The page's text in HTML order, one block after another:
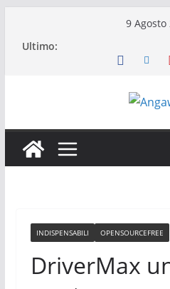
9 Agosto
Ultimo:
INDISPENSABILI OPENSOURCEFREE
DriverMax